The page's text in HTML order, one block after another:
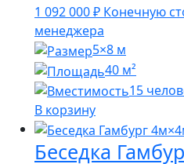
1 092 000₽ Конечную
менеджера
5×8 м
40 м²
15
В корзину
Беседка